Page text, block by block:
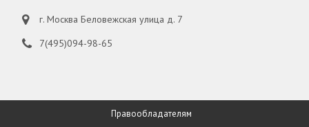
г. Москва Беловежская улица д. 7
7(495)094-98-65
Правообладателям